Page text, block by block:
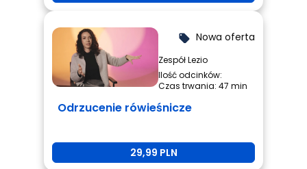
local_offer Nowa oferta
Zespół Lezio
Ilość odcinków:
Czas trwania: 47 min
Odrzucenie rówieśnicze
29,99 PLN